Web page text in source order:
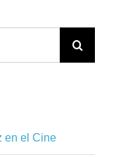
en el Cine